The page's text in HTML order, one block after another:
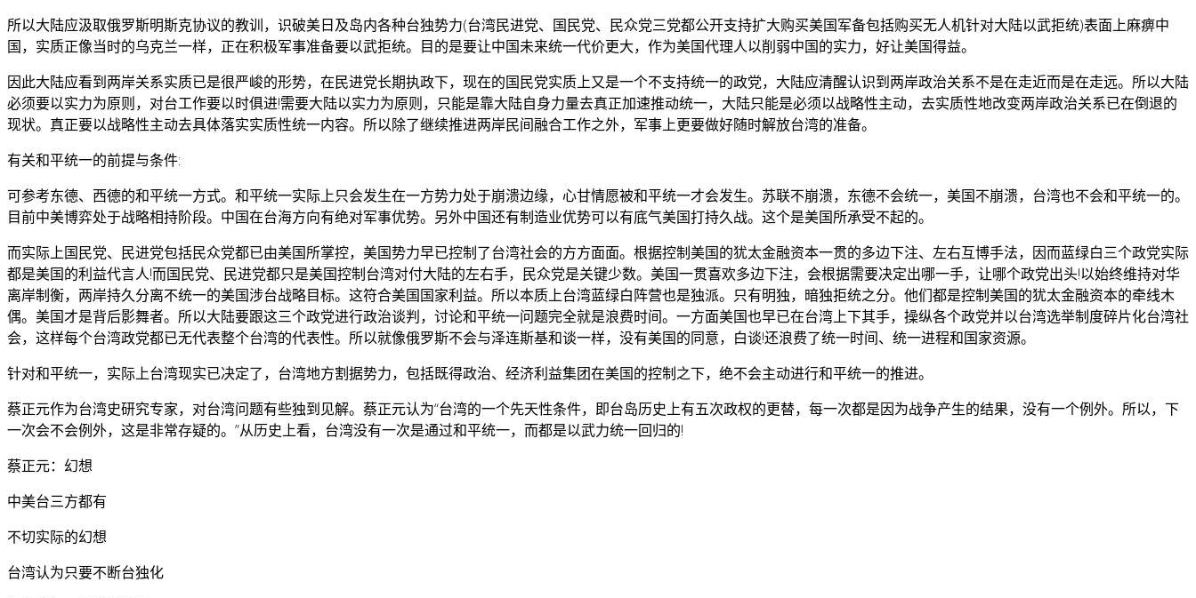
所以大陆应汲取俄罗斯明斯克协议的教训，识破美日及岛内各种台独势力(台湾民进党、国民党、民众党三党都公开支持扩大购买美国军备包括购买无人机针对大陆以武拒统)表面上麻痹中
国，实质正像当时的乌克兰一样，正在积极军事准备要以武拒统。目的是要让中国未来统一代价更大，作为美国代理人以削弱中国的实力，好让美国得益。
因此大陆应看到两岸关系实质已是很严峻的形势，在民进党长期执政下，现在的国民党实质上又是一个不支持统一的政党，大陆应清醒认识到两岸政治关系不是在走近而是在走远。所以大陆
必须要以实力为原则，对台工作要以时俱进!需要大陆以实力为原则，只能是靠大陆自身力量去真正加速推动统一，大陆只能是必须以战略性主动，去实质性地改变两岸政治关系已在倒退的
现状。真正要以战略性主动去具体落实实质性统一内容。所以除了继续推进两岸民间融合工作之外，军事上更要做好随时解放台湾的准备。
有关和平统一的前提与条件:
可参考东德、西德的和平统一方式。和平统一实际上只会发生在一方势力处于崩溃边缘，心甘情愿被和平统一才会发生。苏联不崩溃，东德不会统一，美国不崩溃，台湾也不会和平统一的。
目前中美博弈处于战略相持阶段。中国在台海方向有绝对军事优势。另外中国还有制造业优势可以有底气美国打持久战。这个是美国所承受不起的。
而实际上国民党、民进党包括民众党都已由美国所掌控，美国势力早已控制了台湾社会的方方面面。根据控制美国的犹太金融资本一贯的多边下注、左右互博手法，因而蓝绿白三个政党实际
都是美国的利益代言人!而国民党、民进党都只是美国控制台湾对付大陆的左右手，民众党是关键少数。美国一贯喜欢多边下注，会根据需要决定出哪一手，让哪个政党出头!以始终维持对华
离岸制衡，两岸持久分离不统一的美国涉台战略目标。这符合美国国家利益。所以本质上台湾蓝绿白阵营也是独派。只有明独，暗独拒统之分。他们都是控制美国的犹太金融资本的牵线木
偶。美国才是背后影舞者。所以大陆要跟这三个政党进行政治谈判，讨论和平统一问题完全就是浪费时间。一方面美国也早已在台湾上下其手，操纵各个政党并以台湾选举制度碎片化台湾社
会，这样每个台湾政党都已无代表整个台湾的代表性。所以就像俄罗斯不会与泽连斯基和谈一样，没有美国的同意，白谈!还浪费了统一时间、统一进程和国家资源。
针对和平统一，实际上台湾现实已决定了，台湾地方割据势力，包括既得政治、经济利益集团在美国的控制之下，绝不会主动进行和平统一的推进。
蔡正元作为台湾史研究专家，对台湾问题有些独到见解。蔡正元认为“台湾的一个先天性条件，即台岛历史上有五次政权的更替，每一次都是因为战争产生的结果，没有一个例外。所以，下
一次会不会例外，这是非常存疑的。”从历史上看，台湾没有一次是通过和平统一，而都是以武力统一回归的!
蔡正元：幻想
中美台三方都有
不切实际的幻想
台湾认为只要不断台独化